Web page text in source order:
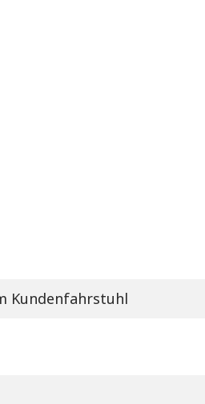
Kundenfahrstuhl